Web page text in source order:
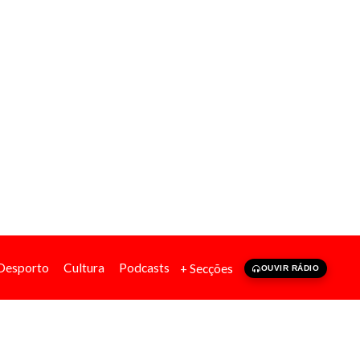
Cultura Podcasts + Secções OUVIR RÁDIO